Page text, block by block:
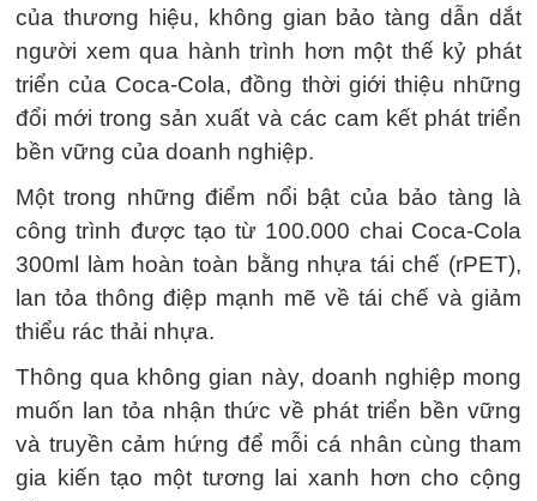
của thương hiệu, không gian bảo tàng dẫn dắt
người xem qua hành trình hơn một thế kỷ phát
triển của Coca-Cola, đồng thời giới thiệu những
đổi mới trong sản xuất và các cam kết phát triển
bền vững của doanh nghiệp.
Một trong những điểm nổi bật của bảo tàng là
công trình được tạo từ 100.000 chai Coca-Cola
300ml làm hoàn toàn bằng nhựa tái chế (rPET),
lan tỏa thông điệp mạnh mẽ về tái chế và giảm
thiểu rác thải nhựa.
Thông qua không gian này, doanh nghiệp mong
muốn lan tỏa nhận thức về phát triển bền vững
và truyền cảm hứng để mỗi cá nhân cùng tham
gia kiến tạo một tương lai xanh hơn cho cộng